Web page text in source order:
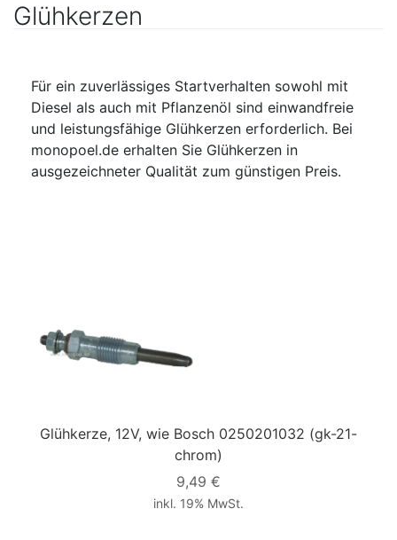
Glühkerzen
Für ein zuverlässiges Startverhalten sowohl mit
Diesel als auch mit Pflanzenöl sind einwandfreie
und leistungsfähige Glühkerzen erforderlich. Bei
monopoel.de erhalten Sie Glühkerzen in
ausgezeichneter Qualität zum günstigen Preis.
Glühkerze, 12V, wie Bosch 0250201032 (gk-21-
chrom)
9,49 €
inkl. 19% MwSt.